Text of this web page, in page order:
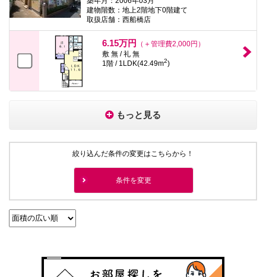
建物階数：地上2階地下0階建て
取扱店舗：西船橋店
6.15万円
（＋管理費2,000円）
敷 無 / 礼 無
1階 / 1LDK(42.49m2)
もっと見る
絞り込んだ条件の変更はこちらから！
条件を変更